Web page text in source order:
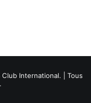
International. | Tous